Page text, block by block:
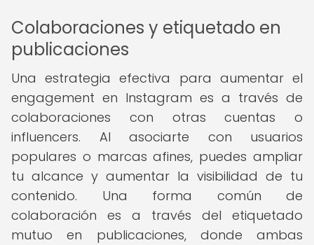
Colaboraciones y etiquetado en
publicaciones
Una estrategia efectiva para aumentar el
engagement en Instagram es a través de
colaboraciones con otras cuentas o
influencers. Al asociarte con usuarios
populares o marcas afines, puedes ampliar
tu alcance y aumentar la visibilidad de tu
contenido. Una forma común de
colaboración es a través del etiquetado
mutuo en publicaciones, donde ambas